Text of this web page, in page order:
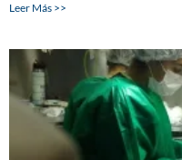
Leer Más >>